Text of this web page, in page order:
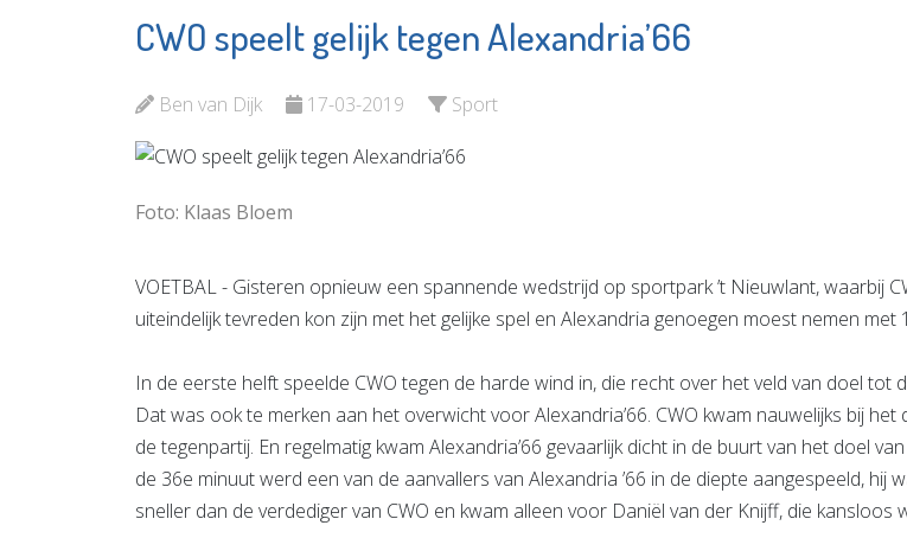
CWO speelt gelijk tegen Alexandria’66
Ben van Dijk 17-03-2019 Sport
Foto: Klaas Bloem
VOETBAL - Gisteren opnieuw een spannende wedstrijd op sportpark ’t Nieuwlant, waarbij
uiteindelijk tevreden kon zijn met het gelijke spel en Alexandria genoegen moest nemen met
In de eerste helft speelde CWO tegen de harde wind in, die recht over het veld van doel tot
Dat was ook te merken aan het overwicht voor Alexandria’66. CWO kwam nauwelijks bij het
de tegenpartij. En regelmatig kwam Alexandria’66 gevaarlijk dicht in de buurt van het doel van
de 36e minuut werd een van de aanvallers van Alexandria ’66 in de diepte aangespeeld, hij
sneller dan de verdediger van CWO en kwam alleen voor Daniël van der Knijff, die kansloos
Vlaardingen
Bekijk de pagina
Aanloophuis De
Bekijk de pagina